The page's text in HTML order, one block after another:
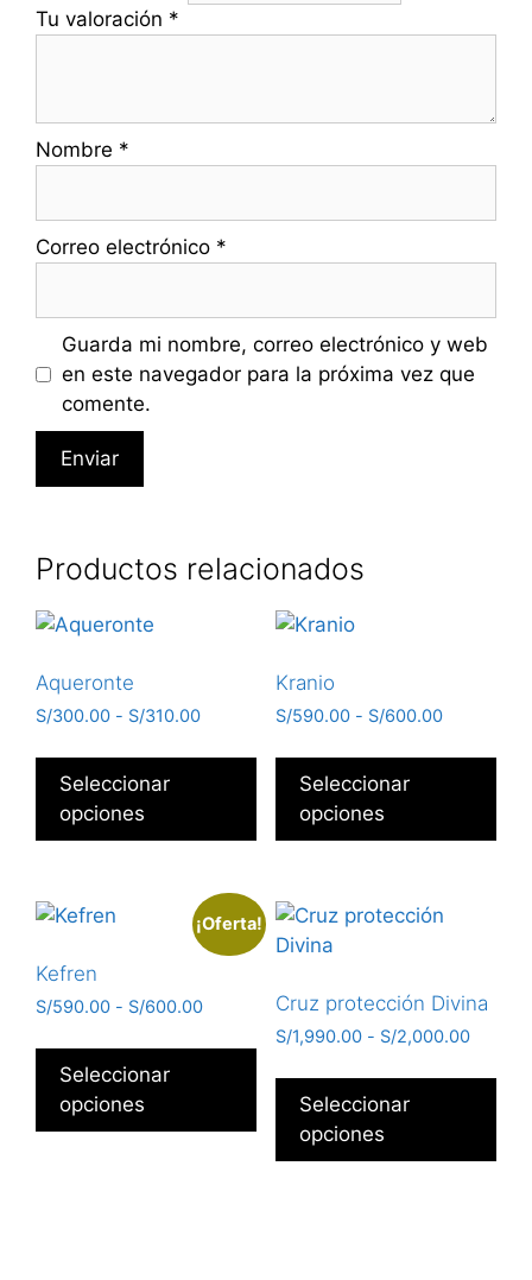
Tu valoración *
Nombre *
Correo electrónico *
Guarda mi nombre, correo electrónico y web
en este navegador para la próxima vez que
comente.
Productos relacionados
Aqueronte
S/300.00 - S/310.00
Seleccionar
opciones
Kranio
S/590.00 - S/600.00
Seleccionar
opciones
¡Oferta!
Kefren
S/590.00 - S/600.00
Seleccionar
opciones
Cruz protección Divina
S/1,990.00 - S/2,000.00
Seleccionar
opciones